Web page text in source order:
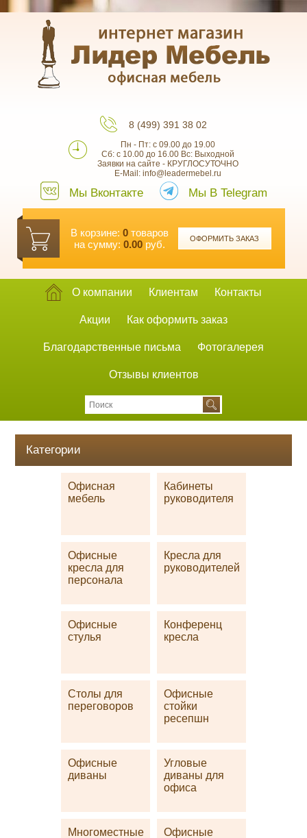
8 (499) 391 38 02
Пн - Пт: с 09.00 до 19.00
Сб: с 10.00 до 16.00 Вс: Выходной
Заявки на сайте - КРУГЛОСУТОЧНО
E-Mail: info@leadermebel.ru
Мы Вконтакте Мы В Telegram
В корзине: 0товаров
на сумму: 0.00 руб. ОФОРМИТЬ ЗАКАЗ
О компании Клиентам Контакты
Акции Как оформить заказ
Благодарственные письма Фотогалерея
Отзывы клиентов
Категории
Офисная
мебель
Кабинеты
руководителя
Офисные
кресла для
персонала
Кресла для
руководителей
Офисные
стулья
Конференц
кресла
Столы для
переговоров
Офисные
стойки
ресепшн
Офисные
диваны
Угловые
диваны для
офиса
Многоместные
Офисные